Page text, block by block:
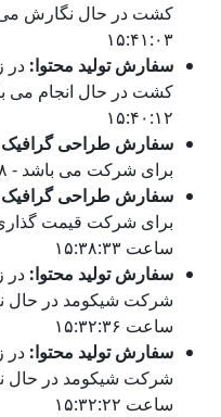
۱۵:۴۱:۰۳
سفارش تولید محتوا: در
۱۵:۴۰:۱۲
سفارش طراحی
برای شرکت می باشد - ۱۸ مرداد 1405 ساعت ۱۵:۳۹:۳۵
سفارش طراحی
ساعت ۱۵:۳۸:۳۳
سفارش تولید محتوا: در
ساعت ۱۵:۳۲:۳۶
سفارش تولید محتوا: در
ساعت ۱۵:۳۲:۲۲